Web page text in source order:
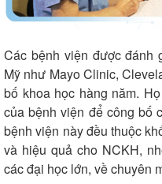
Các bệnh viện được đánh
Mỹ như Mayo Clinic,
bố khoa học hàng năm.
của bệnh viện để công bố
bệnh viện này đều thuộc
và hiệu quả cho NCKH,
các đại học lớn, về chuyên